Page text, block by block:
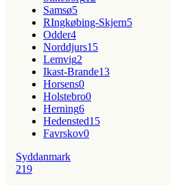
Samsø5
RIngkøbing-Skjern5
Odder4
Norddjurs15
Lemvig2
Ikast-Brande13
Horsens0
Holstebro0
Herning6
Hedensted15
Favrskov0
Syddanmark
219